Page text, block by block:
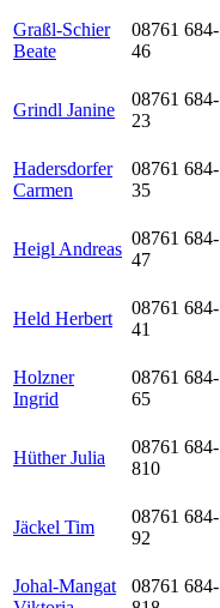
Graßl-Schier
Beate
08761 684-
46
Grindl Janine
08761 684-
23
Hadersdorfer
Carmen
08761 684-
35
Heigl Andreas
08761 684-
47
Held Herbert
08761 684-
41
Holzner
Ingrid
08761 684-
65
Hüther Julia
08761 684-
810
Jäckel Tim
08761 684-
92
Johal-Mangat
08761 684-